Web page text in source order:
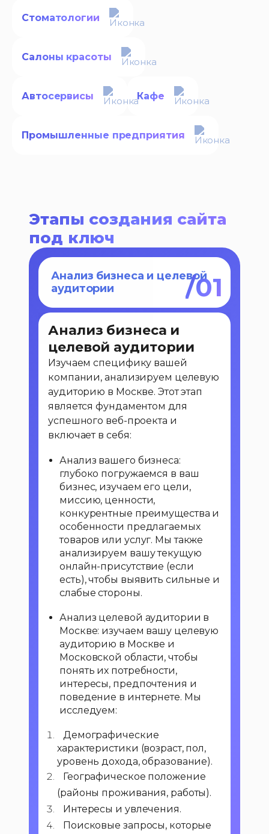
Стоматологии
Салоны красоты
Автосервисы Кафе
Промышленные предприятия
Этапы создания сайта
под ключ
Анализ бизнеса и целевой
аудитории
/01
Анализ бизнеса и
целевой аудитории
Изучаем специфику вашей
компании, анализируем целевую
аудиторию в Москве. Этот этап
является фундаментом для
успешного веб-проекта и
включает в себя:
Анализ вашего бизнеса:
глубоко погружаемся в ваш
бизнес, изучаем его цели,
миссию, ценности,
конкурентные преимущества и
особенности предлагаемых
товаров или услуг. Мы также
анализируем вашу текущую
онлайн-присутствие (если
есть), чтобы выявить сильные и
слабые стороны.
Анализ целевой аудитории в
Москве: изучаем вашу целевую
аудиторию в Москве и
Московской области, чтобы
понять их потребности,
интересы, предпочтения и
поведение в интернете. Мы
исследуем:
Демографические
характеристики (возраст, пол,
уровень дохода, образование).
Географическое положение
(районы проживания, работы).
Интересы и увлечения.
Поисковые запросы, которые